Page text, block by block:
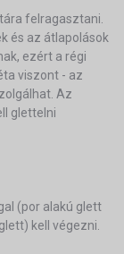
felragasztani.
és az átlapolások
ezért a régi
viszont - az
Az
glettelni
(por alakú glett
kell végezni.